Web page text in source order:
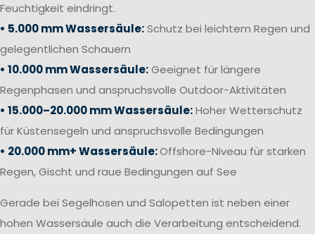
Feuchtigkeit eindringt.
• 5.000 mm Wassersäule:Schutz bei leichtem Regen und
gelegentlichen Schauern
• 10.000 mm Wassersäule:Geeignet für längere
Regenphasen und anspruchsvolle Outdoor-Aktivitäten
• 15.000–20.000 mm Wassersäule:Hoher Wetterschutz
für Küstensegeln und anspruchsvolle Bedingungen
• 20.000 mm+ Wassersäule:Offshore-Niveau für starken
Regen, Gischt und raue Bedingungen auf See
Gerade bei Segelhosen und Salopetten ist neben einer
hohen Wassersäule auch die Verarbeitung entscheidend.